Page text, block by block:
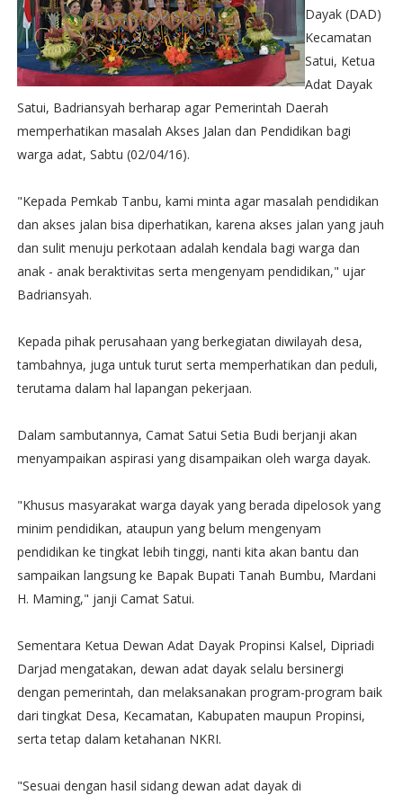
Dayak (DAD)
Kecamatan
Satui, Ketua
Adat Dayak
Satui, Badriansyah berharap agar Pemerintah Daerah
memperhatikan masalah Akses Jalan dan Pendidikan bagi
warga adat, Sabtu (02/04/16).
"Kepada Pemkab Tanbu, kami minta agar masalah pendidikan
dan akses jalan bisa diperhatikan, karena akses jalan yang jauh
dan sulit menuju perkotaan adalah kendala bagi warga dan
anak - anak beraktivitas serta mengenyam pendidikan," ujar
Badriansyah.
Kepada pihak perusahaan yang berkegiatan diwilayah desa,
tambahnya, juga untuk turut serta memperhatikan dan peduli,
terutama dalam hal lapangan pekerjaan.
Dalam sambutannya, Camat Satui Setia Budi berjanji akan
menyampaikan aspirasi yang disampaikan oleh warga dayak.
"Khusus masyarakat warga dayak yang berada dipelosok yang
minim pendidikan, ataupun yang belum mengenyam
pendidikan ke tingkat lebih tinggi, nanti kita akan bantu dan
sampaikan langsung ke Bapak Bupati Tanah Bumbu, Mardani
H. Maming," janji Camat Satui.
Sementara Ketua Dewan Adat Dayak Propinsi Kalsel, Dipriadi
Darjad mengatakan, dewan adat dayak selalu bersinergi
dengan pemerintah, dan melaksanakan program-program baik
dari tingkat Desa, Kecamatan, Kabupaten maupun Propinsi,
serta tetap dalam ketahanan NKRI.
"Sesuai dengan hasil sidang dewan adat dayak di